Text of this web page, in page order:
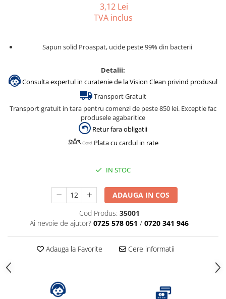
Dezinfectanti medicali profesionali
Dispensere / Dozatoare
Dozatoare dezinfectanti
Dispensere acoperitoare colac wc
Dispensere hartie igienica
Dispensere odorizante
Dispensere rola hartie industriala
Dispensere rola prosop hartie
Dispensere servetele masa,
servetele faciale
Dozatoare sapun lichid
Uscatoare de maini si par
Uscatoare de par
3,12 Lei
TVA inclus
Sapun solid Proaspat, ucide peste 99% din bacterii
Detalii:
Consulta expertul in curatenie de la Vision Clean privind produsul
Transport Gratuit
Transport gratuit in tara pentru comenzi de peste 850 lei. Exceptie fac
produsele agabaritice
Retur fara obligatii
Plata cu cardul in rate
IN STOC
ADAUGA IN COS
Cod Produs: 35001
Ai nevoie de ajutor? 0725 578 051 / 0720 341 946
Adauga la Favorite Cere informatii